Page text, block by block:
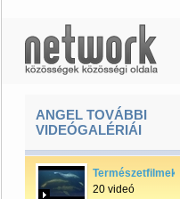
ANGEL TOVÁBBI
VIDEÓGALÉRIÁI
Természetfilmek
20 videó